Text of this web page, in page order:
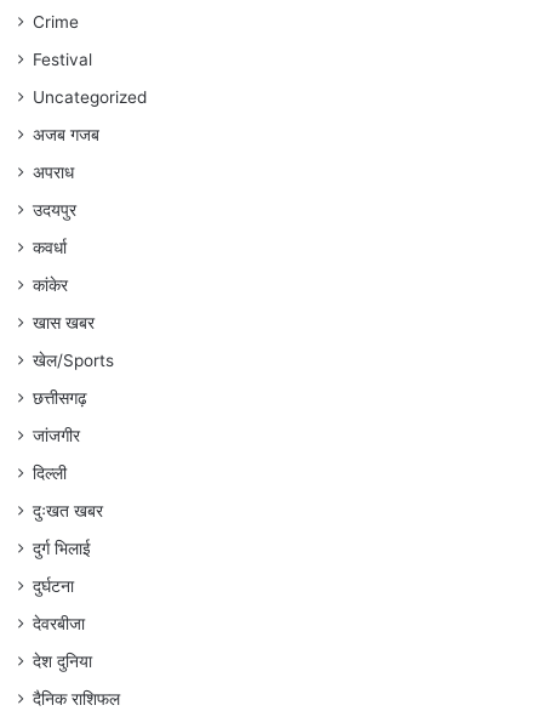
अंकित
गौरहा
Crime
Festival
Uncategorized
अजब गजब
अपराध
उदयपुर
कवर्धा
कांकेर
खास खबर
खेल/Sports
छत्तीसगढ़
जांजगीर
दिल्ली
दुःखत खबर
दुर्ग भिलाई
दुर्घटना
देवरबीजा
देश दुनिया
दैनिक राशिफल